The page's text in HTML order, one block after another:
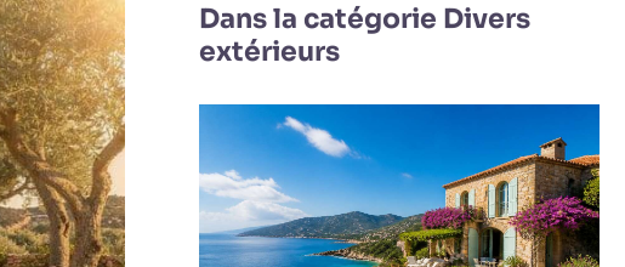
Dans la catégorie Divers
extérieurs